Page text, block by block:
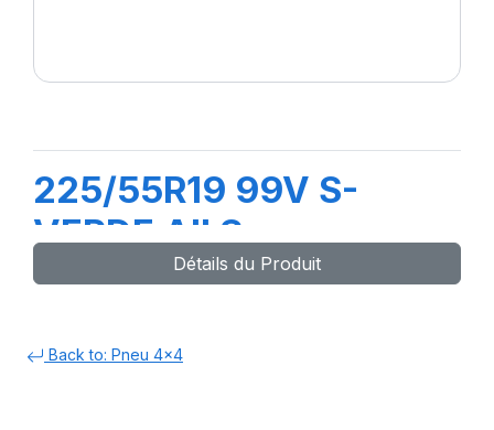
225/55R19 99V S-
VERDE All Season
Détails du Produit
Back to: Pneu 4x4